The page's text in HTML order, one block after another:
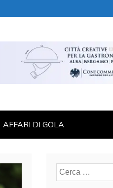
AFFARI DI GOLA
Ricerca
per: